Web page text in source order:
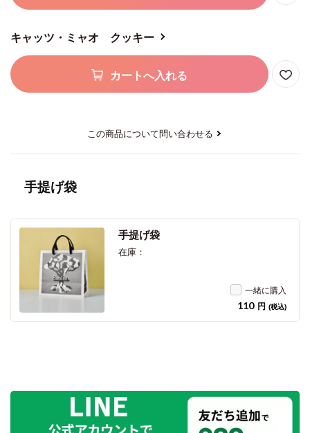
キャッツ・ミャオ クッキー
カートへ入れる
この商品について問い合わせる
手提げ袋
手提げ袋
在庫：
一緒に購入
110 円 (税込)